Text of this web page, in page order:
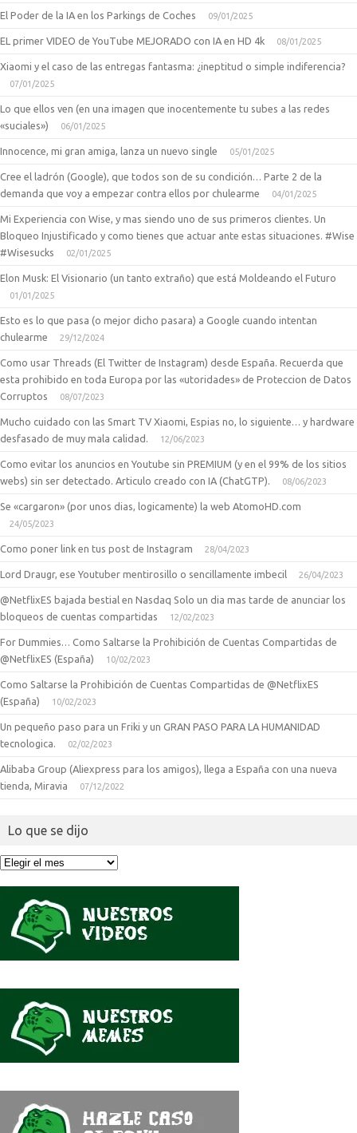
El Poder de la IA en los Parkings de Coches 09/01/2025
EL primer VIDEO de YouTube MEJORADO con IA en HD 4k 08/01/2025
Xiaomi y el caso de las entregas fantasma: ¿ineptitud o simple indiferencia?
07/01/2025
Lo que ellos ven (en una imagen que inocentemente tu subes a las redes
«suciales»)
06/01/2025
Innocence, mi gran amiga, lanza un nuevo single 05/01/2025
Cree el ladrón (Google), que todos son de su condición… Parte 2 de la
demanda que voy a empezar contra ellos por chulearme
04/01/2025
Mi Experiencia con Wise, y mas siendo uno de sus primeros clientes. Un
Bloqueo Injustificado y como tienes que actuar ante estas situaciones. #Wise
#Wisesucks
02/01/2025
Elon Musk: El Visionario (un tanto extraño) que está Moldeando el Futuro
01/01/2025
Esto es lo que pasa (o mejor dicho pasara) a Google cuando intentan
chulearme
29/12/2024
Como usar Threads (El Twitter de Instagram) desde España. Recuerda que
esta prohibido en toda Europa por las «utoridades» de Proteccion de Datos
Corruptos
08/07/2023
Mucho cuidado con las Smart TV Xiaomi, Espias no, lo siguiente… y hardware
desfasado de muy mala calidad.
12/06/2023
Como evitar los anuncios en Youtube sin PREMIUM (y en el 99% de los sitios
webs) sin ser detectado. Articulo creado con IA (ChatGTP).
08/06/2023
Se «cargaron» (por unos dias, logicamente) la web AtomoHD.com
24/05/2023
Como poner link en tus post de Instagram 28/04/2023
Lord Draugr, ese Youtuber mentirosillo o sencillamente imbecil 26/04/2023
@NetflixES bajada bestial en Nasdaq Solo un dia mas tarde de anunciar los
bloqueos de cuentas compartidas
12/02/2023
For Dummies… Como Saltarse la Prohibición de Cuentas Compartidas de
@NetflixES (España)
10/02/2023
Como Saltarse la Prohibición de Cuentas Compartidas de @NetflixES
(España)
10/02/2023
Un pequeño paso para un Friki y un GRAN PASO PARA LA HUMANIDAD
tecnologica.
02/02/2023
Alibaba Group (Aliexpress para los amigos), llega a España con una nueva
tienda, Miravia
07/12/2022
Lo que se dijo
Lo